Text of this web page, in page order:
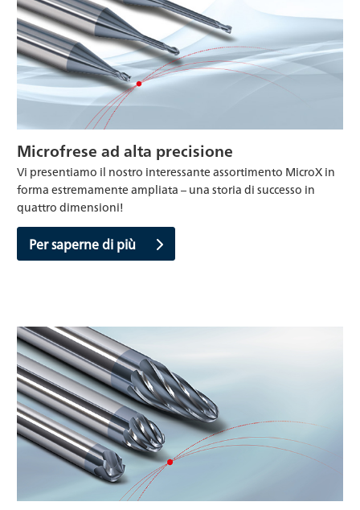
Microfrese ad alta precisione
Vi presentiamo il nostro interessante assortimento MicroX in
forma estremamente ampliata – una storia di successo in
quattro dimensioni!
Per saperne di più